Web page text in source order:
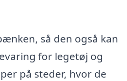
så den også kan
for legetøj og
på steder, hvor de